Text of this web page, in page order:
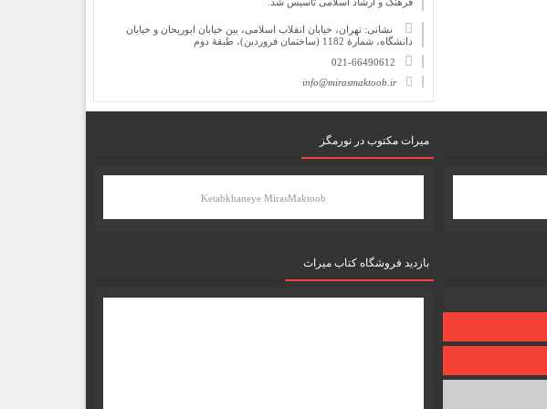
نشانی: تهران، خیابان انقلاب اسلامی، بین خیابان ابوریحان و خیابان
دانشگاه، شمارۀ 1182 (ساختمان فروردین)، طبقۀ دوم
021-66490612
info@mirasmaktoob.ir
میرات مکتوب در نورمگز
Ketabkhaneye MirasMaktoob
بازدید فروشگاه کتاب میراث